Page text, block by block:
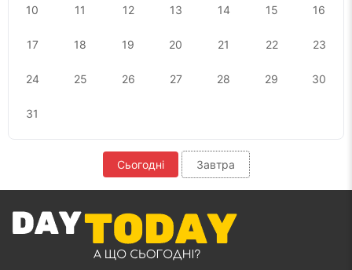
10 11 12 13 14 15 16
17 18 19 20 21 22 23
24 25 26 27 28 29 30
31
Сьогодні Завтра